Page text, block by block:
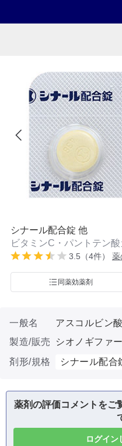
シナール配合錠 他
ビタミンC・パントテン
3.5（4件） 薬
同薬効薬剤
一般名
アスコルビン
製造/販売
シオノギファ
剤形/規格
シナール配合
薬剤の評価コメントをご
ログイン